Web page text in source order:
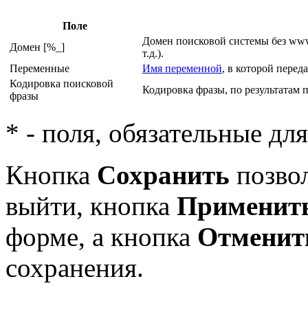
Поле
Домен [%_]
Домен поисковой системы без
т.д.).
Переменные
Имя переменной, в которой
Кодировка поисковой
фразы
Кодировка фразы, по
* - поля, обязательные
Кнопка Сохранить
выйти, кнопка
форме, а кнопка
сохранения.